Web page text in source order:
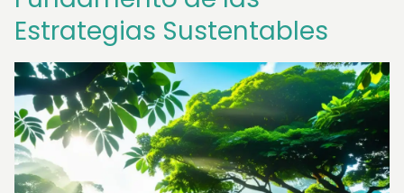
Estrategias Sustentables